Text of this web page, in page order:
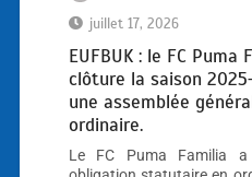
juillet 17, 2026
EUFBUK : le FC Puma
clôture la saison
une assemblée
ordinaire.
Le FC Puma Familia